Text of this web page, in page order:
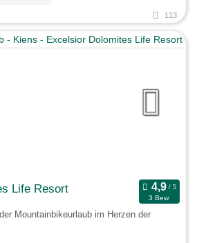
113
Life Resort
3 Bew.
Mountainbikeurlaub im Herzen der